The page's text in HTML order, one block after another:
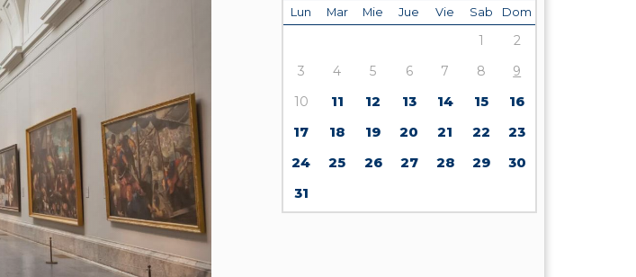
Lun Mar Mie Jue Vie Sab Dom
1
2
3
4 5 6 7 8
9
10
11 12 13 14 15
16
17
18 19 20 21 22
23
24
25 26 27 28 29
30
31